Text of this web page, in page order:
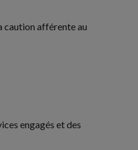
caution afférente au
engagés et des